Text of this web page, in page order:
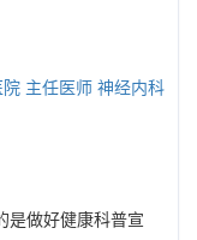
主任医师 神经内科
是做好健康科普宣